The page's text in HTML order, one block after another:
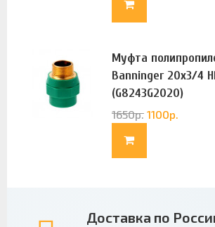
Муфта
Banninger 20х3/4
(G8243G2020)
1650р. 1100р.
Доставка по